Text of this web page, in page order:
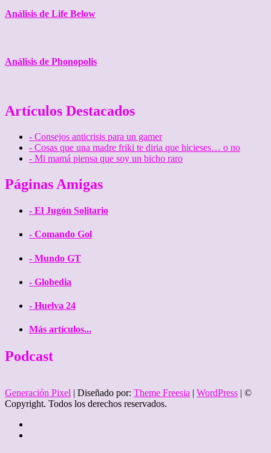
Análisis de Life Below
Análisis de Phonopolis
Artículos Destacados
- Consejos anticrisis para un gamer
- Cosas que una madre friki te diria que hicieses… o no
- Mi mamá piensa que soy un bicho raro
Páginas Amigas
- El Jugón Solitario
- Comando Gol
- Mundo GT
- Globedia
- Huelva 24
Más artículos...
Podcast
Generación Pixel | Diseñado por: Theme Freesia | WordPress | ©
Copyright. Todos los derechos reservados.